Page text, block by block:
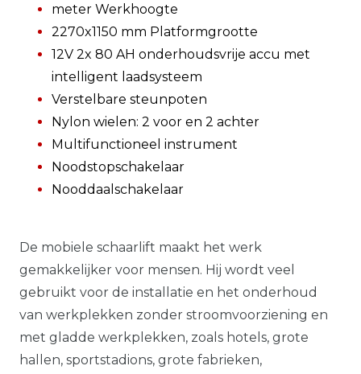
meter Werkhoogte
2270x1150 mm Platformgrootte
12V 2x 80 AH onderhoudsvrije accu met
intelligent laadsysteem
Verstelbare steunpoten
Nylon wielen: 2 voor en 2 achter
Multifunctioneel instrument
Noodstopschakelaar
Nooddaalschakelaar
De mobiele schaarlift maakt het werk
gemakkelijker voor mensen. Hij wordt veel
gebruikt voor de installatie en het onderhoud
van werkplekken zonder stroomvoorziening en
met gladde werkplekken, zoals hotels, grote
hallen, sportstadions, grote fabrieken,